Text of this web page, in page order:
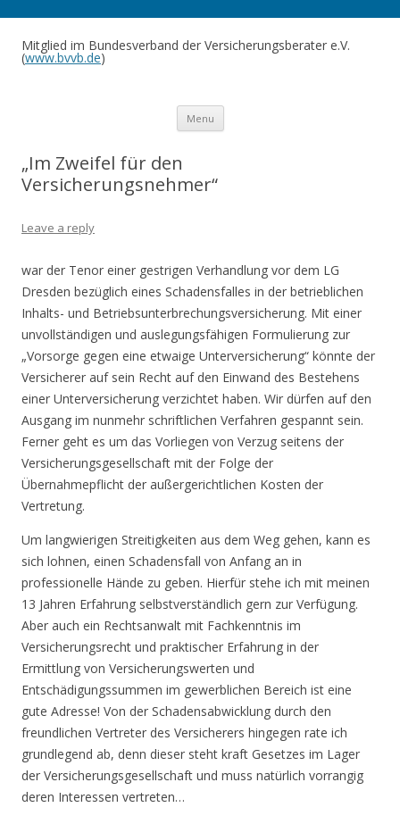
Mitglied im Bundesverband der Versicherungsberater e.V.
(www.bvvb.de)
Menu Skip to content
„Im Zweifel für den
Versicherungsnehmer“
Leave a reply
war der Tenor einer gestrigen Verhandlung vor dem LG
Dresden bezüglich eines Schadensfalles in der betrieblichen
Inhalts- und Betriebsunterbrechungsversicherung. Mit einer
unvollständigen und auslegungsfähigen Formulierung zur
„Vorsorge gegen eine etwaige Unterversicherung“ könnte der
Versicherer auf sein Recht auf den Einwand des Bestehens
einer Unterversicherung verzichtet haben. Wir dürfen auf den
Ausgang im nunmehr schriftlichen Verfahren gespannt sein.
Ferner geht es um das Vorliegen von Verzug seitens der
Versicherungsgesellschaft mit der Folge der
Übernahmepflicht der außergerichtlichen Kosten der
Vertretung.
Um langwierigen Streitigkeiten aus dem Weg gehen, kann es
sich lohnen, einen Schadensfall von Anfang an in
professionelle Hände zu geben. Hierfür stehe ich mit meinen
13 Jahren Erfahrung selbstverständlich gern zur Verfügung.
Aber auch ein Rechtsanwalt mit Fachkenntnis im
Versicherungsrecht und praktischer Erfahrung in der
Ermittlung von Versicherungswerten und
Entschädigungssummen im gewerblichen Bereich ist eine
gute Adresse! Von der Schadensabwicklung durch den
freundlichen Vertreter des Versicherers hingegen rate ich
grundlegend ab, denn dieser steht kraft Gesetzes im Lager
der Versicherungsgesellschaft und muss natürlich vorrangig
deren Interessen vertreten…